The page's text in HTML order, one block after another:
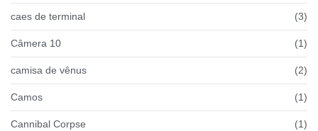
caes de terminal (3)
Câmera 10 (1)
camisa de vênus (2)
Camos (1)
Cannibal Corpse (1)